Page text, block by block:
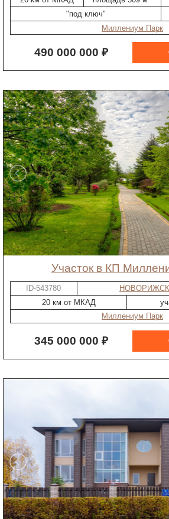
"под ключ"
Миллениум Парк
490 000 000 ₽
участок в КП
ID-543780
20 км от МКАД
Миллениум Парк
345 000 000 ₽